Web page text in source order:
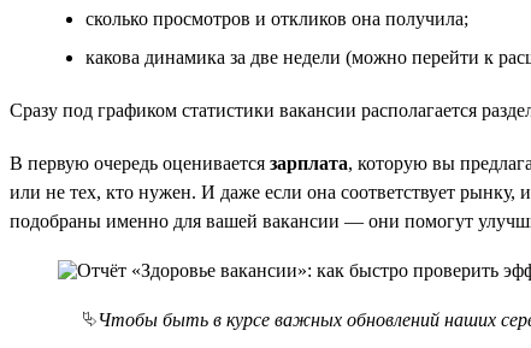
сколько просмотров и откликов она получила;
какова динамика за две недели (можно перейти к
Сразу под графиком статистики вакансии располагается
В первую очередь оценивается зарплата, которую вы
или не тех, кто нужен. И даже если она соответствует рынку,
подобраны именно для вашей вакансии — они помогут
⮱Чтобы быть в курсе важных обновлений наших